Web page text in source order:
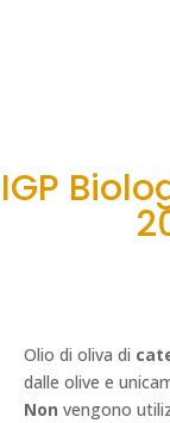
IGP
Olio di oliva di
dalle olive e
Non vengono